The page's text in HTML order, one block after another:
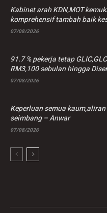
Kabinet arah KDN,MOT
komprehensif tambah baik
07/08/2026
91.7 % pekerja tetap
RM3,100 sebulan hingga
07/08/2026
Keperluan semua
seimbang – Anwar
07/08/2026